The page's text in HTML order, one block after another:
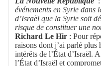
événements en Syrie dans
d’Israël que la Syrie soit
risque de constituer une
Richard Le Hir : Pour
raisons dont j’ai parlé plus
intérêts de l’État d’Israël.
l’État d’Israël et